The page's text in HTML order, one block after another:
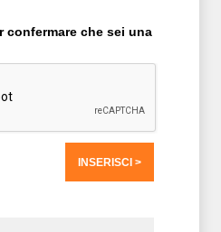
confermare che sei una